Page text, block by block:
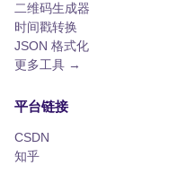
二维码生成器
时间戳转换
JSON 格式化
更多工具 →
平台链接
CSDN
知乎